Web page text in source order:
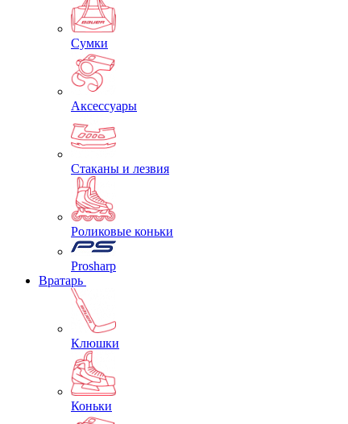
Сумки
Аксессуары
Стаканы и лезвия
Роликовые коньки
Prosharp
Вратарь
Клюшки
Коньки